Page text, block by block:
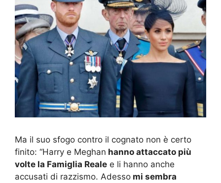
Ma il suo sfogo contro il cognato non è certo
finito: “Harry e Meghan hanno attaccato più
volte la Famiglia Reale e li hanno anche
accusati di razzismo. Adesso mi sembra